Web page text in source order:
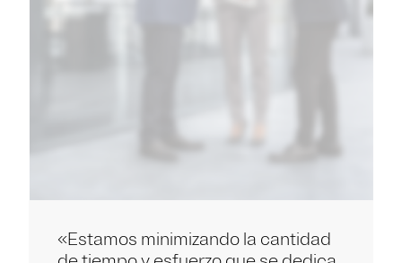
«Estamos minimizando la cantidad